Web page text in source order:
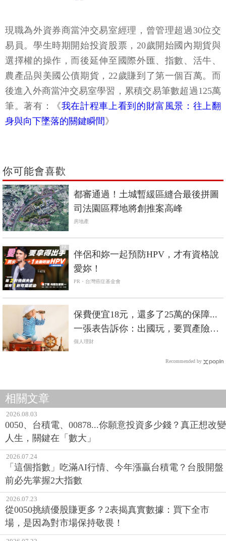
現職為外資券商當沖交易室經理，曾管理超過30位交
易員。學生時期開始投資股票，20歲開始國內期貨與
選擇權的操作，而後延伸至國際外匯、指數、活牛、
農產品與美國公債期貨，22歲賺到了第一個百萬。而
後進入外商當沖交易室學習，累積交易筆數超過125萬
筆。著有：《我在計程車上看到的財富風景：往上翻
身與向下墜落的關鍵瞬間 》
你可能會喜歡
都審通過！土城暫緩區縫合最後拼圖
司法園區釋地將創推案高峰
房地產
PR
伴侶和妳一起預防HPV，才有資格說
愛妳！
PR・台灣癌症基金會
保費便宜18元，還多了25萬的保障...
一張表告訴你：出國玩，要買產險還
是壽險的「旅平險」？
個人理財
Recommended by
相關文章
2026.08.03
0050、台積電、00878...你願意投資多少錢？真正想改變
人生，關鍵在「數大」
2026.07.24
「這個指數」吃滿AI行情、今年漲贏台積電？台股開盤
前必先掌握2大指數
2026.07.23
從0050挑績優股賺更多？2表揭真實數據：買下全市
場，是因為對市場保持敬畏！